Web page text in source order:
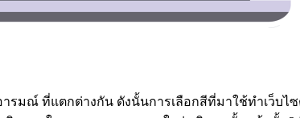
รมณ์ ที่แตกต่างกัน ดังนั้นการเลือกสีที่มาใช้ทำเว็บ